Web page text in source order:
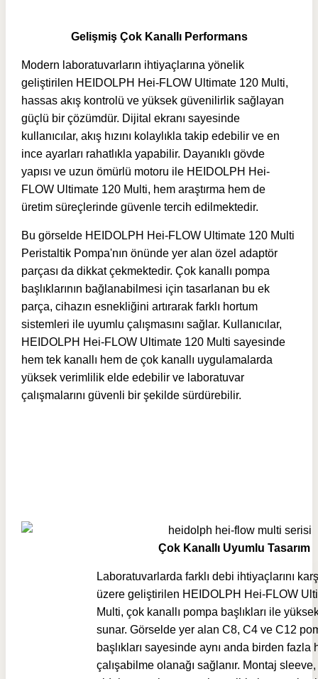
Gelişmiş Çok Kanallı Performans
Modern laboratuvarların ihtiyaçlarına yönelik
geliştirilen HEIDOLPH Hei-FLOW Ultimate 120 Multi,
hassas akış kontrolü ve yüksek güvenilirlik sağlayan
güçlü bir çözümdür. Dijital ekranı sayesinde
kullanıcılar, akış hızını kolaylıkla takip edebilir ve en
ince ayarları rahatlıkla yapabilir. Dayanıklı gövde
yapısı ve uzun ömürlü motoru ile HEIDOLPH Hei-
FLOW Ultimate 120 Multi, hem araştırma hem de
üretim süreçlerinde güvenle tercih edilmektedir.
Bu görselde HEIDOLPH Hei-FLOW Ultimate 120 Multi
Peristaltik Pompa'nın önünde yer alan özel adaptör
parçası da dikkat çekmektedir. Çok kanallı pompa
başlıklarının bağlanabilmesi için tasarlanan bu ek
parça, cihazın esnekliğini artırarak farklı hortum
sistemleri ile uyumlu çalışmasını sağlar. Kullanıcılar,
HEIDOLPH Hei-FLOW Ultimate 120 Multi sayesinde
hem tek kanallı hem de çok kanallı uygulamalarda
yüksek verimlilik elde edebilir ve laboratuvar
çalışmalarını güvenli bir şekilde sürdürebilir.
Çok Kanallı Uyumlu Tasarım
Laboratuvarlarda farklı debi ihtiyaçlarını
üzere geliştirilen HEIDOLPH Hei-FLOW
Multi, çok kanallı pompa başlıkları ile
sunar. Görselde yer alan C8, C4 ve C12
başlıkları sayesinde aynı anda birden fazla
çalışabilme olanağı sağlanır. Montaj